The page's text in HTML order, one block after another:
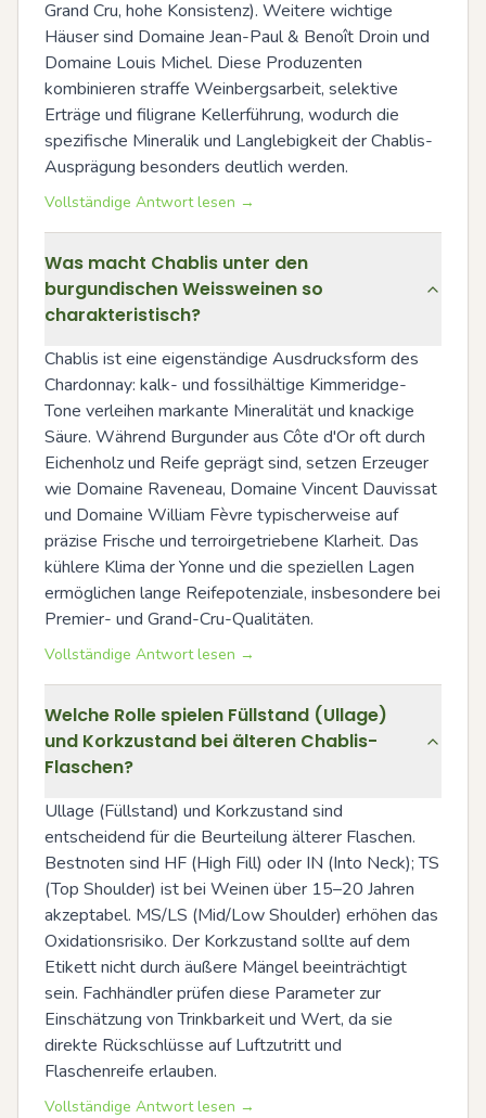
Grand Cru, hohe Konsistenz). Weitere wichtige
Häuser sind Domaine Jean-Paul & Benoît Droin und
Domaine Louis Michel. Diese Produzenten
kombinieren straffe Weinbergsarbeit, selektive
Erträge und filigrane Kellerführung, wodurch die
spezifische Mineralik und Langlebigkeit der Chablis-
Ausprägung besonders deutlich werden.
Vollständige Antwort lesen →
Was macht Chablis unter den
burgundischen Weissweinen so
charakteristisch?
Chablis ist eine eigenständige Ausdrucksform des
Chardonnay: kalk- und fossilhältige Kimmeridge-
Tone verleihen markante Mineralität und knackige
Säure. Während Burgunder aus Côte d'Or oft durch
Eichenholz und Reife geprägt sind, setzen Erzeuger
wie Domaine Raveneau, Domaine Vincent Dauvissat
und Domaine William Fèvre typischerweise auf
präzise Frische und terroirgetriebene Klarheit. Das
kühlere Klima der Yonne und die speziellen Lagen
ermöglichen lange Reifepotenziale, insbesondere bei
Premier- und Grand-Cru-Qualitäten.
Vollständige Antwort lesen →
Welche Rolle spielen Füllstand (Ullage)
und Korkzustand bei älteren Chablis-
Flaschen?
Ullage (Füllstand) und Korkzustand sind
entscheidend für die Beurteilung älterer Flaschen.
Bestnoten sind HF (High Fill) oder IN (Into Neck); TS
(Top Shoulder) ist bei Weinen über 15–20 Jahren
akzeptabel. MS/LS (Mid/Low Shoulder) erhöhen das
Oxidationsrisiko. Der Korkzustand sollte auf dem
Etikett nicht durch äußere Mängel beeinträchtigt
sein. Fachhändler prüfen diese Parameter zur
Einschätzung von Trinkbarkeit und Wert, da sie
direkte Rückschlüsse auf Luftzutritt und
Flaschenreife erlauben.
Vollständige Antwort lesen →